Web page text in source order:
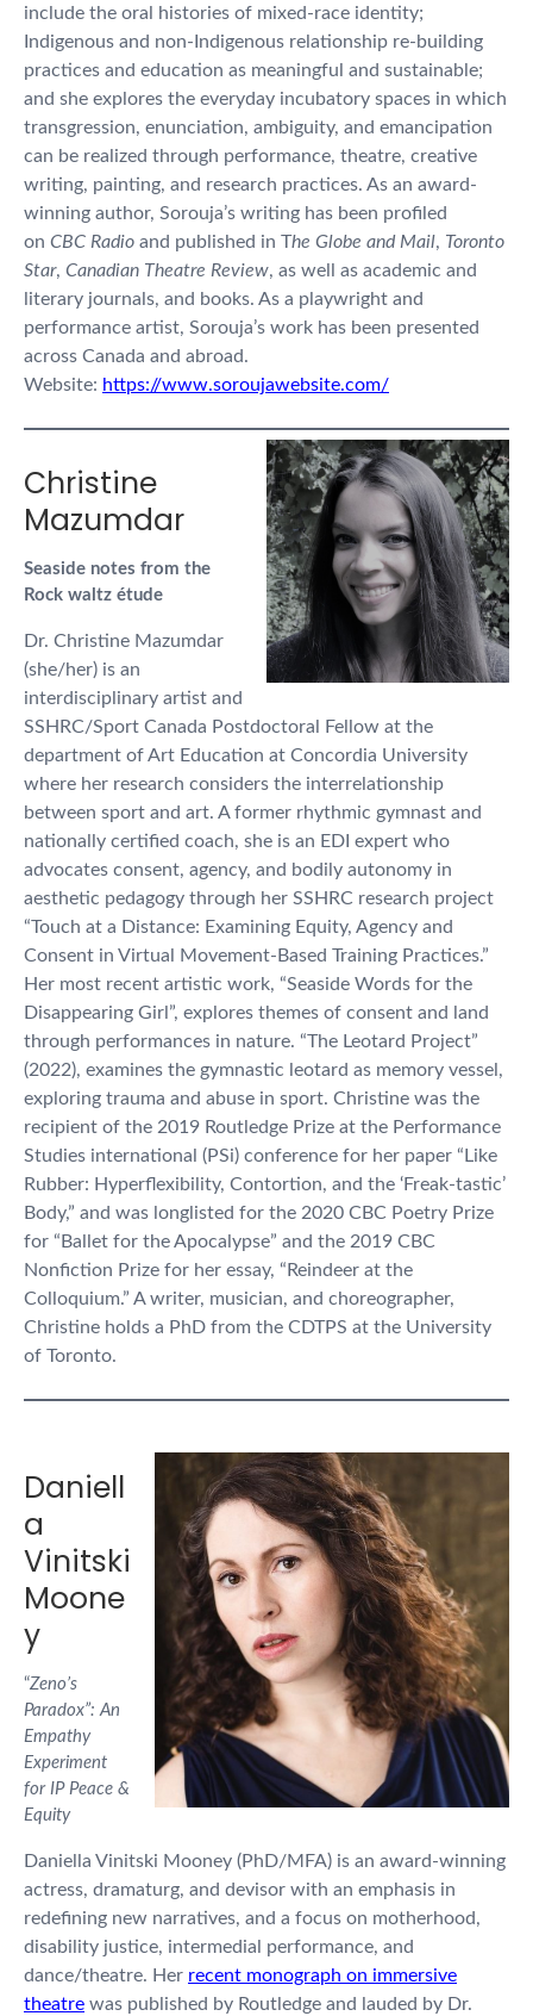
include the oral histories of mixed-race identity;
Indigenous and non-Indigenous relationship re-building
practices and education as meaningful and sustainable;
and she explores the everyday incubatory spaces in which
transgression, enunciation, ambiguity, and emancipation
can be realized through performance, theatre, creative
writing, painting, and research practices. As an award-
winning author, Sorouja’s writing has been profiled
on CBC Radio and published in The Globe and Mail, Toronto
Star, Canadian Theatre Review, as well as academic and
literary journals, and books. As a playwright and
performance artist, Sorouja’s work has been presented
across Canada and abroad.
Website: https://www.soroujawebsite.com/
Christine
Mazumdar
Seaside notes from the
Rock waltz étude
Dr. Christine Mazumdar
(she/her) is an
interdisciplinary artist and
SSHRC/Sport Canada Postdoctoral Fellow at the
department of Art Education at Concordia University
where her research considers the interrelationship
between sport and art. A former rhythmic gymnast and
nationally certified coach, she is an EDI expert who
advocates consent, agency, and bodily autonomy in
aesthetic pedagogy through her SSHRC research project
“Touch at a Distance: Examining Equity, Agency and
Consent in Virtual Movement-Based Training Practices.”
Her most recent artistic work, “Seaside Words for the
Disappearing Girl”, explores themes of consent and land
through performances in nature. “The Leotard Project”
(2022), examines the gymnastic leotard as memory vessel,
exploring trauma and abuse in sport. Christine was the
recipient of the 2019 Routledge Prize at the Performance
Studies international (PSi) conference for her paper “Like
Rubber: Hyperflexibility, Contortion, and the ‘Freak-tastic’
Body,” and was longlisted for the 2020 CBC Poetry Prize
for “Ballet for the Apocalypse” and the 2019 CBC
Nonfiction Prize for her essay, “Reindeer at the
Colloquium.” A writer, musician, and choreographer,
Christine holds a PhD from the CDTPS at the University
of Toronto.
Daniell
a
Vinitski
Moone
y
“Zeno’s
Paradox”: An
Empathy
Experiment
for IP Peace &
Equity
Daniella Vinitski Mooney (PhD/MFA) is an award-winning
actress, dramaturg, and devisor with an emphasis in
redefining new narratives, and a focus on motherhood,
disability justice, intermedial performance, and
dance/theatre. Her recent monograph on immersive
theatre was published by Routledge and lauded by Dr.